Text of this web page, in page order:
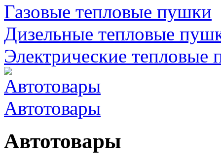
Газовые тепловые пушки
Дизельные тепловые
Электрические тепловые
Автотовары
Автотовары